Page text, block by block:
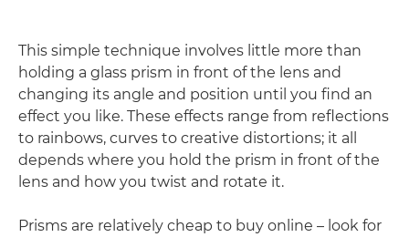
This simple technique involves little more than
holding a glass prism in front of the lens and
changing its angle and position until you find an
effect you like. These effects range from reflections
to rainbows, curves to creative distortions; it all
depends where you hold the prism in front of the
lens and how you twist and rotate it.
Prisms are relatively cheap to buy online – look for